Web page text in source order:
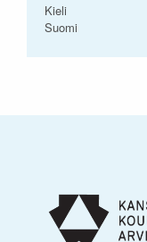
Kieli
Suomi